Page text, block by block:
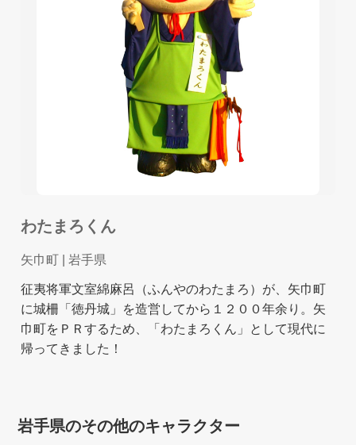
わたまろくん
矢巾町 | 岩手県
征夷将軍文室綿麻呂（ふんやのわたまろ）が、矢巾町
に城柵「徳丹城」を造営してから１２００年余り。矢
巾町をＰＲするため、「わたまろくん」として現代に
帰ってきました！
岩手県のその他のキャラクター